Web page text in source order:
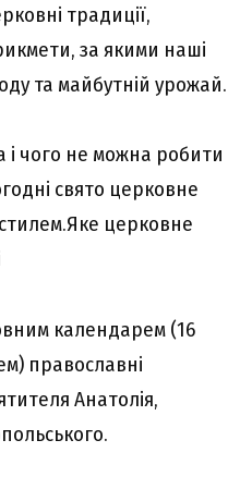
традиції,
за якими наші
та майбутній урожай.
і чого не можна робити
свято церковне
церковне
календарем (16
православні
Анатолія,